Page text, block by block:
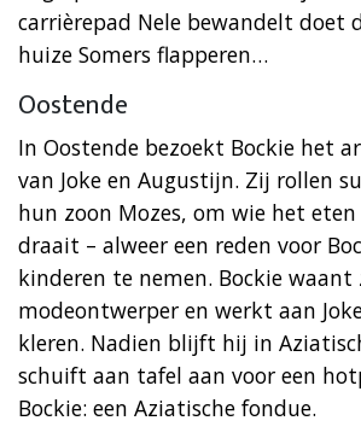
carrièrepad Nele bewandelt doet
huize Somers flapperen…
Oostende
In Oostende bezoekt Bockie het
van Joke en Augustijn. Zij rollen
hun zoon Mozes, om wie het eten
draait – alweer een reden voor
kinderen te nemen. Bockie waant
modeontwerper en werkt aan
kleren. Nadien blijft hij in
schuift aan tafel aan voor een
Bockie: een Aziatische fondue.